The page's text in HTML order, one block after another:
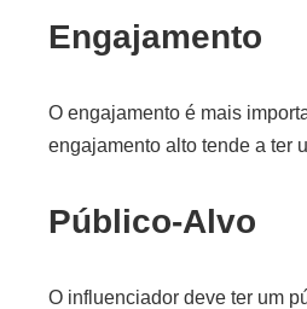
Engajamento
O engajamento é mais
engajamento alto tende a ter
Público-Alvo
O influenciador deve ter um